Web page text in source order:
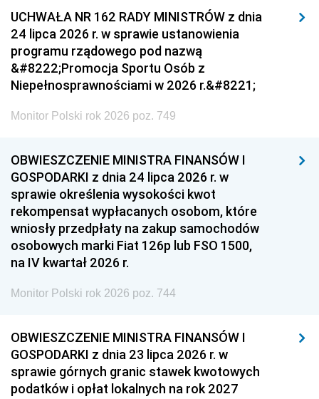
UCHWAŁA NR 162 RADY MINISTRÓW z dnia
24 lipca 2026 r. w sprawie ustanowienia
programu rządowego pod nazwą
&#8222;Promocja Sportu Osób z
Niepełnosprawnościami w 2026 r.&#8221;
Monitor Polski rok 2026 poz. 749
OBWIESZCZENIE MINISTRA FINANSÓW I
GOSPODARKI z dnia 24 lipca 2026 r. w
sprawie określenia wysokości kwot
rekompensat wypłacanych osobom, które
wniosły przedpłaty na zakup samochodów
osobowych marki Fiat 126p lub FSO 1500,
na IV kwartał 2026 r.
Monitor Polski rok 2026 poz. 744
OBWIESZCZENIE MINISTRA FINANSÓW I
GOSPODARKI z dnia 23 lipca 2026 r. w
sprawie górnych granic stawek kwotowych
podatków i opłat lokalnych na rok 2027